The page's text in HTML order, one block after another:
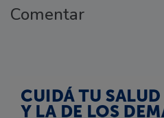
Comentar